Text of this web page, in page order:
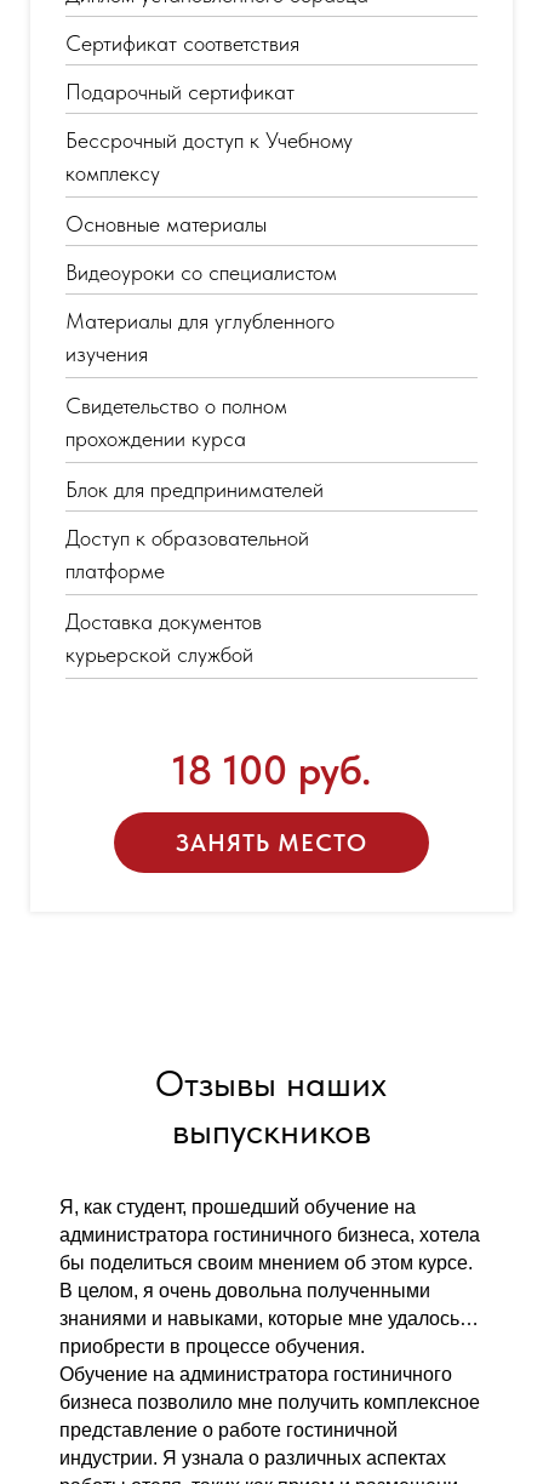
ЗАНЯТЬ МЕСТО
18 100 руб.
Сертификат соответствия
Подарочный сертификат
Бессрочный доступ к Учебному
комплексу
Основные материалы
Видеоуроки со специалистом
Материалы для углубленного
изучения
Свидетельство о полном
прохождении курса
Блок для предпринимателей
Доступ к образовательной
платформе
Доставка документов
курьерской службой
Отзывы наших
выпускников
Я, как студент, прошедший обучение на
администратора гостиничного бизнеса, хотела
бы поделиться своим мнением об этом курсе.
В целом, я очень довольна полученными
знаниями и навыками, которые мне удалось
приобрести в процессе обучения.
Обучение на администратора гостиничного
бизнеса позволило мне получить комплексное
представление о работе гостиничной
индустрии. Я узнала о различных аспектах